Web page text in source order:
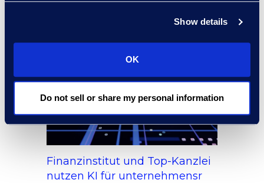
Show details
OK
Do not sell or share my personal information
Kundenerfolg
Finanzinstitut und Top-Kanzlei
nutzen KI für unternehmensr